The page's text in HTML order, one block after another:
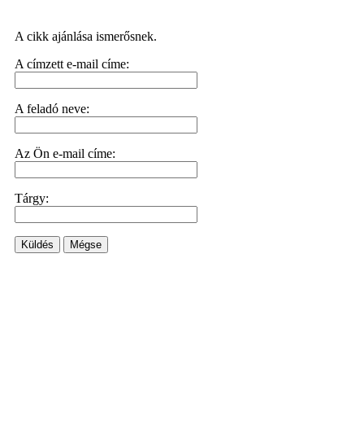
A cikk ajánlása ismerősnek.
A címzett e-mail címe:
A feladó neve:
Az Ön e-mail címe:
Tárgy:
Küldés Mégse